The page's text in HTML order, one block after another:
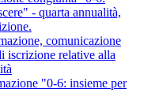
- quarta annualità,
comunicazione
iscrizione relative alla
"0-6: insieme per